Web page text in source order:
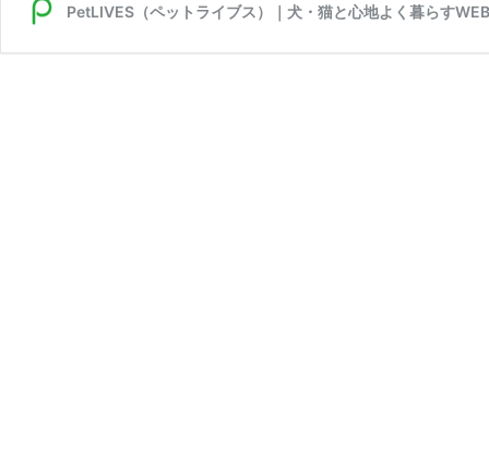
PetLIVES（ペットライブス）｜犬・猫と心地よく暮らす